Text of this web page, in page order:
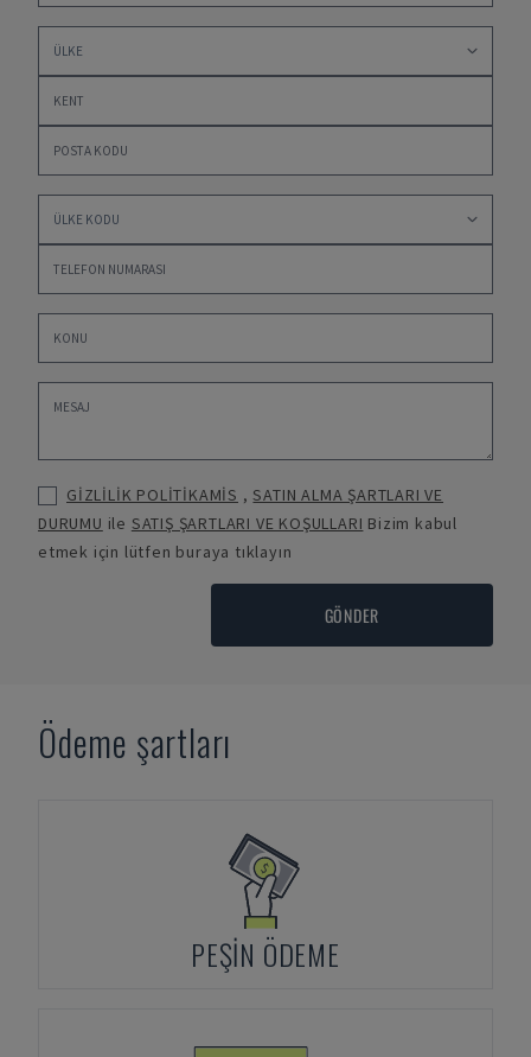
GİZLİLİK POLİTİKAMİS ,SATIN ALMA ŞARTLARI VE
DURUMU ile SATIŞ ŞARTLARI VE KOŞULLARI Bizim kabul
etmek için lütfen buraya tıklayın
GÖNDER
Ödeme şartları
PEŞIN ÖDEME